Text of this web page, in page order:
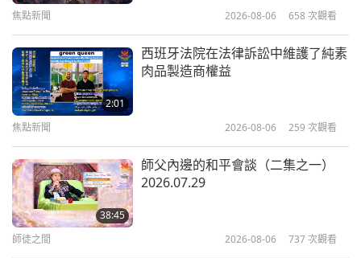
超越鋰離子的新一代電網級儲能電池
環保汽車
焦點新聞 2026-08-06 658 次觀看
2:01
西班牙法院在法律訴訟中維護了純素
肉品製造商權益
焦點新聞 2026-08-06 259 次觀看
38:45
師父內邊的和平會談（二集之一）
2026.07.29
師徒之間 2026-08-06 737次觀看